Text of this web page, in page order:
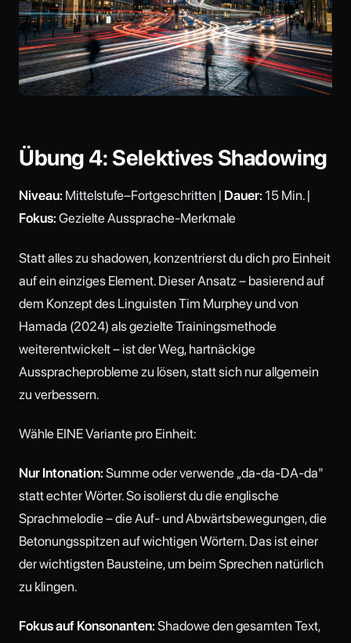
Übung 4: Selektives Shadowing
Niveau: Mittelstufe–Fortgeschritten | Dauer: 15 Min. |
Fokus: Gezielte Aussprache-Merkmale
Statt alles zu shadowen, konzentrierst du dich pro Einheit
auf ein einziges Element. Dieser Ansatz – basierend auf
dem Konzept des Linguisten Tim Murphey und von
Hamada (2024) als gezielte Trainingsmethode
weiterentwickelt – ist der Weg, hartnäckige
Ausspracheprobleme zu lösen, statt sich nur allgemein
zu verbessern.
Wähle EINE Variante pro Einheit:
Nur Intonation: Summe oder verwende „da-da-DA-da"
statt echter Wörter. So isolierst du die englische
Sprachmelodie – die Auf- und Abwärtsbewegungen, die
Betonungsspitzen auf wichtigen Wörtern. Das ist einer
der wichtigsten Bausteine, um beim Sprechen natürlich
zu klingen.
Fokus auf Konsonanten: Shadowe den gesamten Text,